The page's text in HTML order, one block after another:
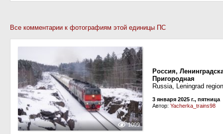
Все комментарии к фотографиям этой единицы ПС
1099
Россия,
Пригородная
Russia, Leningrad
3 января 2025 г., пятница
Автор: Yacherka_trains98